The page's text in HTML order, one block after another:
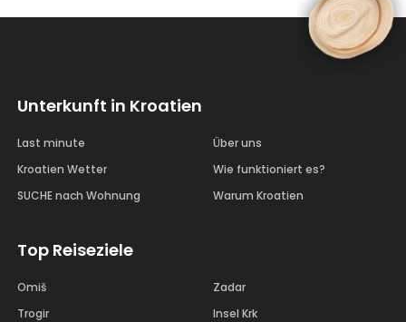
Unterkunft in Kroatien
Last minute
Kroatien Wetter
SUCHE nach Wohnung
Über uns
Wie funktioniert es?
Warum Kroatien
Top Reiseziele
Omiš
Trogir
Zadar
Insel Krk